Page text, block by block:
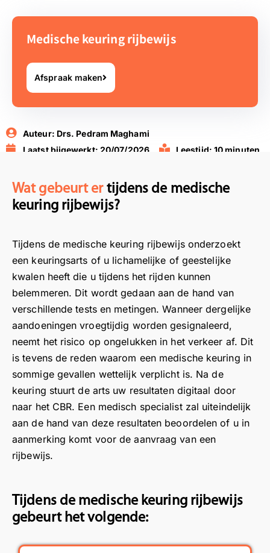
Medische keuring rijbewijs
Afspraak maken
Auteur: Drs. Pedram Maghami
Laatst bijgewerkt: 20/07/2026
Leestijd: 10 minuten
Wat gebeurt er tijdens de medische
keuring rijbewijs?
Tijdens de medische keuring rijbewijs onderzoekt
een keuringsarts of u lichamelijke of geestelijke
kwalen heeft die u tijdens het rijden kunnen
belemmeren. Dit wordt gedaan aan de hand van
verschillende tests en metingen. Wanneer dergelijke
aandoeningen vroegtijdig worden gesignaleerd,
neemt het risico op ongelukken in het verkeer af. Dit
is tevens de reden waarom een medische keuring in
sommige gevallen wettelijk verplicht is. Na de
keuring stuurt de arts uw resultaten digitaal door
naar het CBR. Een medisch specialist zal uiteindelijk
aan de hand van deze resultaten beoordelen of u in
aanmerking komt voor de aanvraag van een
rijbewijs.
Tijdens de medische keuring rijbewijs
gebeurt het volgende: